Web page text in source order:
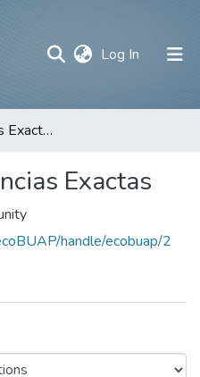
Log In (current)
Ingenierías y Ciencias Exactas
Exactas
handle/ecobuap/2